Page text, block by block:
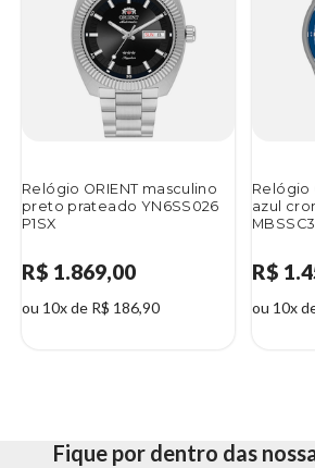
Relógio ORIENT masculino
preto prateado YN6SS026
P1SX
R$ 1.869,00
ou 10x de R$ 186,90
Relógio
azul
R$
ou 10x
Fique por dentro das